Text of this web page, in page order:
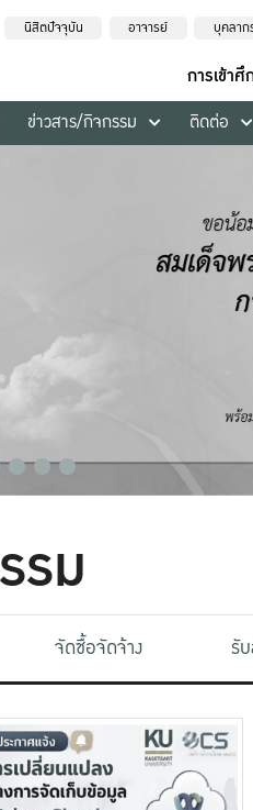
นิสิตปัจจุบัน อาจารย์ บุคลาก
การเข้าศึ
ข่าวสาร/กิจกรรม ติดต่อ
รม
จัดซื้อจัดจ้าง รั